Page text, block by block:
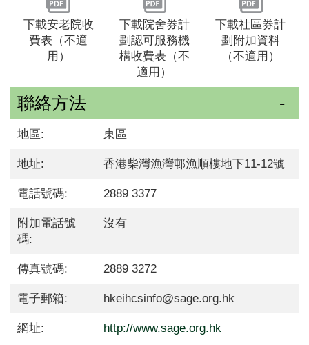
下載安老院收
費表（不適
用）
下載院舍券計
劃認可服務機
構收費表（不
適用）
下載社區券計
劃附加資料
（不適用）
聯絡方法
地區: 東區
地址: 香港柴灣漁灣邨漁順樓地下11-12號
電話號碼: 2889 3377
附加電話號
碼:
沒有
傳真號碼: 2889 3272
電子郵箱: hkeihcsinfo@sage.org.hk
網址: http://www.sage.org.hk